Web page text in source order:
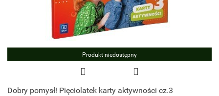
Produkt niedostępny
Dobry pomysł! Pięciolatek karty aktywności cz.3